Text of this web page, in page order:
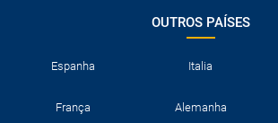
OUTROS PAÍSES
Espanha Italia
França Alemanha